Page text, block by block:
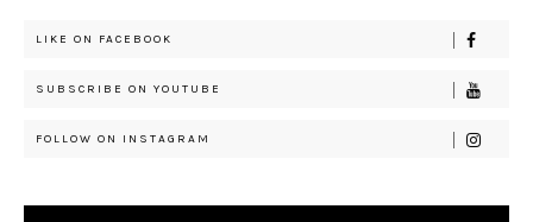
LIKE ON FACEBOOK
SUBSCRIBE ON YOUTUBE
FOLLOW ON INSTAGRAM